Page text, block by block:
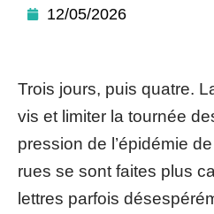
12/05/2026
Trois jours, puis quatre.
vis et limiter la tournée
pression de l’épidémie
rues se sont faites plus
lettres parfois